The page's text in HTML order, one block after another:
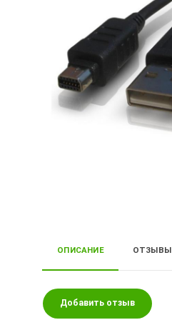
ОПИСАНИЕ ОТЗЫВЫ
Добавить отзыв